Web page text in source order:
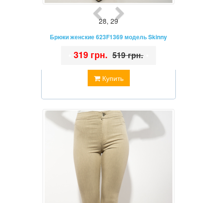
28, 29
Брюки женские 623F1369 модель Skinny
Купить
319 грн. 519 грн.